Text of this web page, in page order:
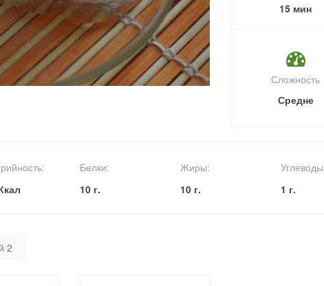
15 мин
Сложность
Средне
Белки:
10 г.
Жиры:
10 г.
1 г.
2